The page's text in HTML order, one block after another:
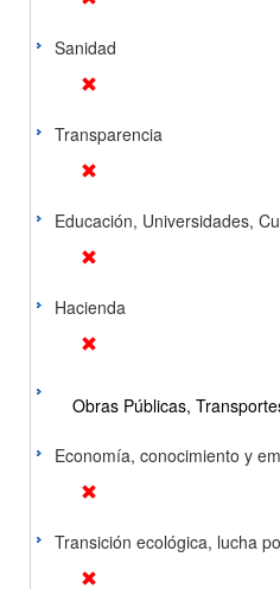
Sanidad
Transparencia
Educación, Universidades,
Hacienda
Obras Públicas,
Economía, conocimiento y
Transición ecológica, lucha